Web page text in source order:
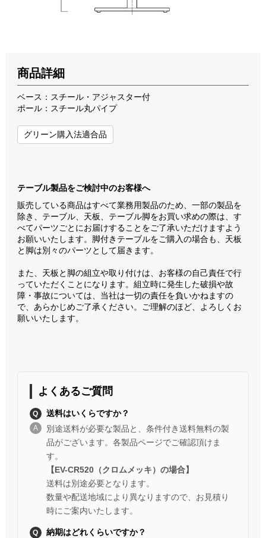
商品詳細
ベース：スチール・アジャスター付
ポール：スチール丸パイプ
グリーン購入法適合品
テーブル製品をご検討中のお客様へ
販売している商品はすべて業務用製品のため、一部の製品を
除き、テーブル、天板、テーブル脚をお買い求めの際は、す
べてパーツごとにお届けすることをご了承いただけますよう
お願いいたします。脚付きテーブルをご購入の場合も、天板
と脚は別々のパーツとして届きます。
また、天板と脚の組立や取り付けは、お客様の自己責任で行
っていただくことになります。組立時に発生した破損や故
障・事故については、当社は一切の責任を負いかねますの
で、あらかじめご了承ください。ご理解のほど、よろしくお
願いいたします。
よくあるご質問
送料はいくらですか？
別途送料が必要な製品と、条件付き送料無料の製
品がございます。各製品ページでご確認頂けま
す。
【EV-CR520（クロムメッキ）の場合】
送料は別途必要となります。
数量や配送地域により異なりますので、お見積り
時にご案内いたします。
納期はどれくらいですか？